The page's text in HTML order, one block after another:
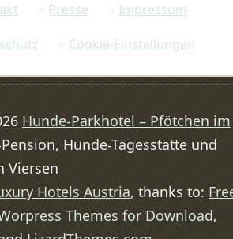
Presse
Impressum
Cookie-Einstellungen
Hunde-Parkhotel – Pfötchen im
Hunde-Tagesstätte und
Viersen
Hotels Austria, thanks to:
Themes for Download,